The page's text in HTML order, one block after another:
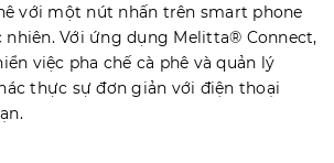
với một nút nhấn trên smart phone
nhiên. Với ứng dụng Melitta® Connect,
việc pha chế cà phê và quản lý
thực sự đơn giản với điện thoại